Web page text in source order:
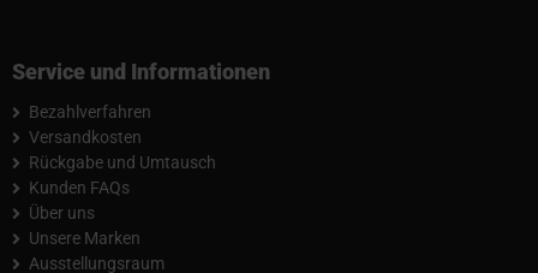
Service und Informationen
Bezahlverfahren
Versandkosten
Rückgabe und Umtausch
Kunden FAQs
Über uns
Unsere Marken
Ausstellungsraum